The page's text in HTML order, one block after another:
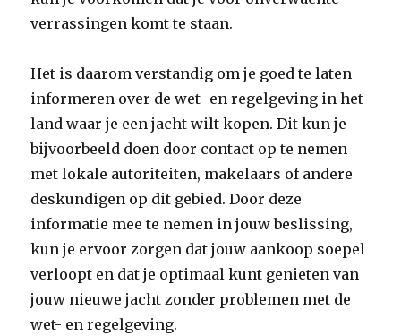
verrassingen komt te staan.
Het is daarom verstandig om je goed te laten
informeren over de wet- en regelgeving in het
land waar je een jacht wilt kopen. Dit kun je
bijvoorbeeld doen door contact op te nemen
met lokale autoriteiten, makelaars of andere
deskundigen op dit gebied. Door deze
informatie mee te nemen in jouw beslissing,
kun je ervoor zorgen dat jouw aankoop soepel
verloopt en dat je optimaal kunt genieten van
jouw nieuwe jacht zonder problemen met de
wet- en regelgeving.